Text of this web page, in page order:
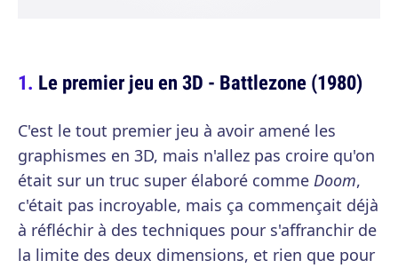
Le premier jeu en 3D - Battlezone (1980)
C'est le tout premier jeu à avoir amené les
graphismes en 3D, mais n'allez pas croire qu'on
était sur un truc super élaboré comme Doom,
c'était pas incroyable, mais ça commençait déjà
à réfléchir à des techniques pour s'affranchir de
la limite des deux dimensions, et rien que pour